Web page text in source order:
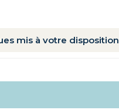
mis à votre disposition